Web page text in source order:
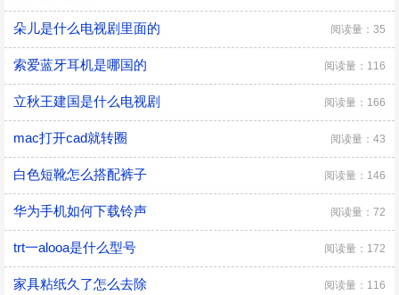
朵儿是什么电视剧里面的 阅读量：35
索爱蓝牙耳机是哪国的 阅读量：116
立秋王建国是什么电视剧 阅读量：166
mac打开cad就转圈 阅读量：43
白色短靴怎么搭配裤子 阅读量：146
华为手机如何下载铃声 阅读量：72
trt一alooa是什么型号 阅读量：172
家具粘纸久了怎么去除 阅读量：116